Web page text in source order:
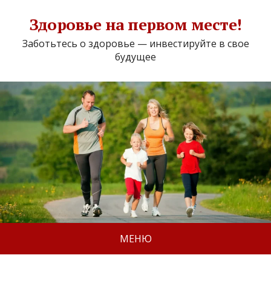
Здоровье на первом месте!
Заботьтесь о здоровье — инвестируйте в свое
будущее
МЕНЮ